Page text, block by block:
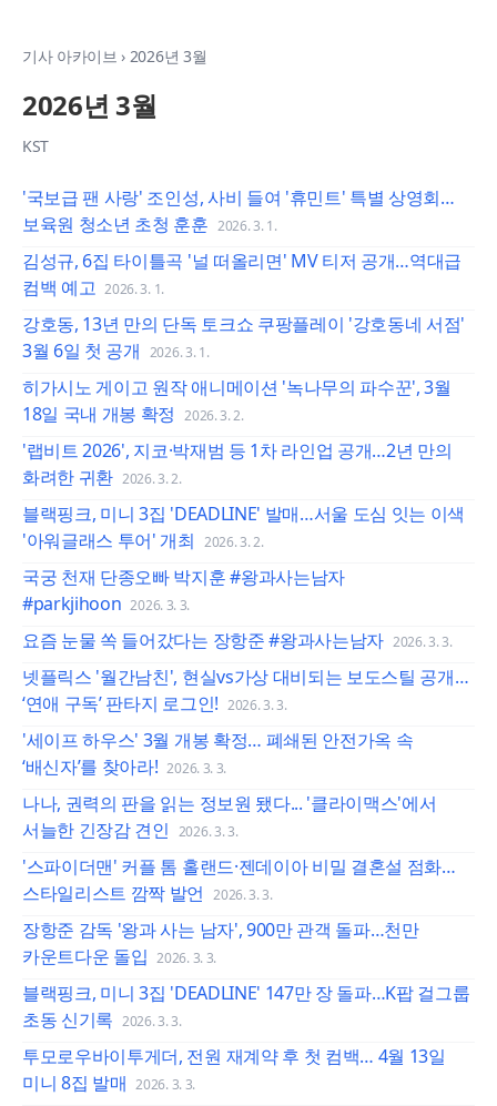
기사 아카이브 › 2026년 3월
2026년 3월
KST
'국보급 팬 사랑' 조인성, 사비 들여 '휴민트' 특별 상영회…
보육원 청소년 초청 훈훈 2026. 3. 1.
김성규, 6집 타이틀곡 '널 떠올리면' MV 티저 공개…역대급
컴백 예고 2026. 3. 1.
강호동, 13년 만의 단독 토크쇼 쿠팡플레이 '강호동네 서점'
3월 6일 첫 공개 2026. 3. 1.
히가시노 게이고 원작 애니메이션 '녹나무의 파수꾼', 3월
18일 국내 개봉 확정 2026. 3. 2.
'랩비트 2026', 지코·박재범 등 1차 라인업 공개…2년 만의
화려한 귀환 2026. 3. 2.
블랙핑크, 미니 3집 'DEADLINE' 발매…서울 도심 잇는 이색
'아워글래스 투어' 개최 2026. 3. 2.
국궁 천재 단종오빠 박지훈 #왕과사는남자
#parkjihoon 2026. 3. 3.
요즘 눈물 쏙 들어갔다는 장항준 #왕과사는남자 2026. 3. 3.
넷플릭스 '월간남친', 현실vs가상 대비되는 보도스틸 공개…
‘연애 구독’ 판타지 로그인! 2026. 3. 3.
'세이프 하우스' 3월 개봉 확정… 폐쇄된 안전가옥 속
‘배신자’를 찾아라! 2026. 3. 3.
나나, 권력의 판을 읽는 정보원 됐다... '클라이맥스'에서
서늘한 긴장감 견인 2026. 3. 3.
'스파이더맨' 커플 톰 홀랜드·젠데이아 비밀 결혼설 점화…
스타일리스트 깜짝 발언 2026. 3. 3.
장항준 감독 '왕과 사는 남자', 900만 관객 돌파…천만
카운트다운 돌입 2026. 3. 3.
블랙핑크, 미니 3집 'DEADLINE' 147만 장 돌파…K팝 걸그룹
초동 신기록 2026. 3. 3.
투모로우바이투게더, 전원 재계약 후 첫 컴백… 4월 13일
미니 8집 발매 2026. 3. 3.